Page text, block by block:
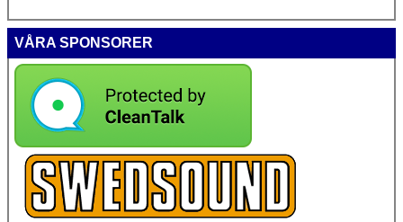
VÅRA SPONSORER